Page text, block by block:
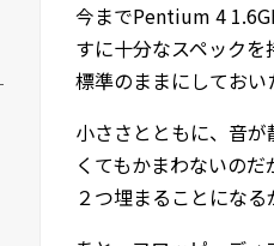
今までPentium 4
すに十分なスペック
標準のままにしておい
小ささとともに、音
くてもかまわないの
２つ埋まることになる